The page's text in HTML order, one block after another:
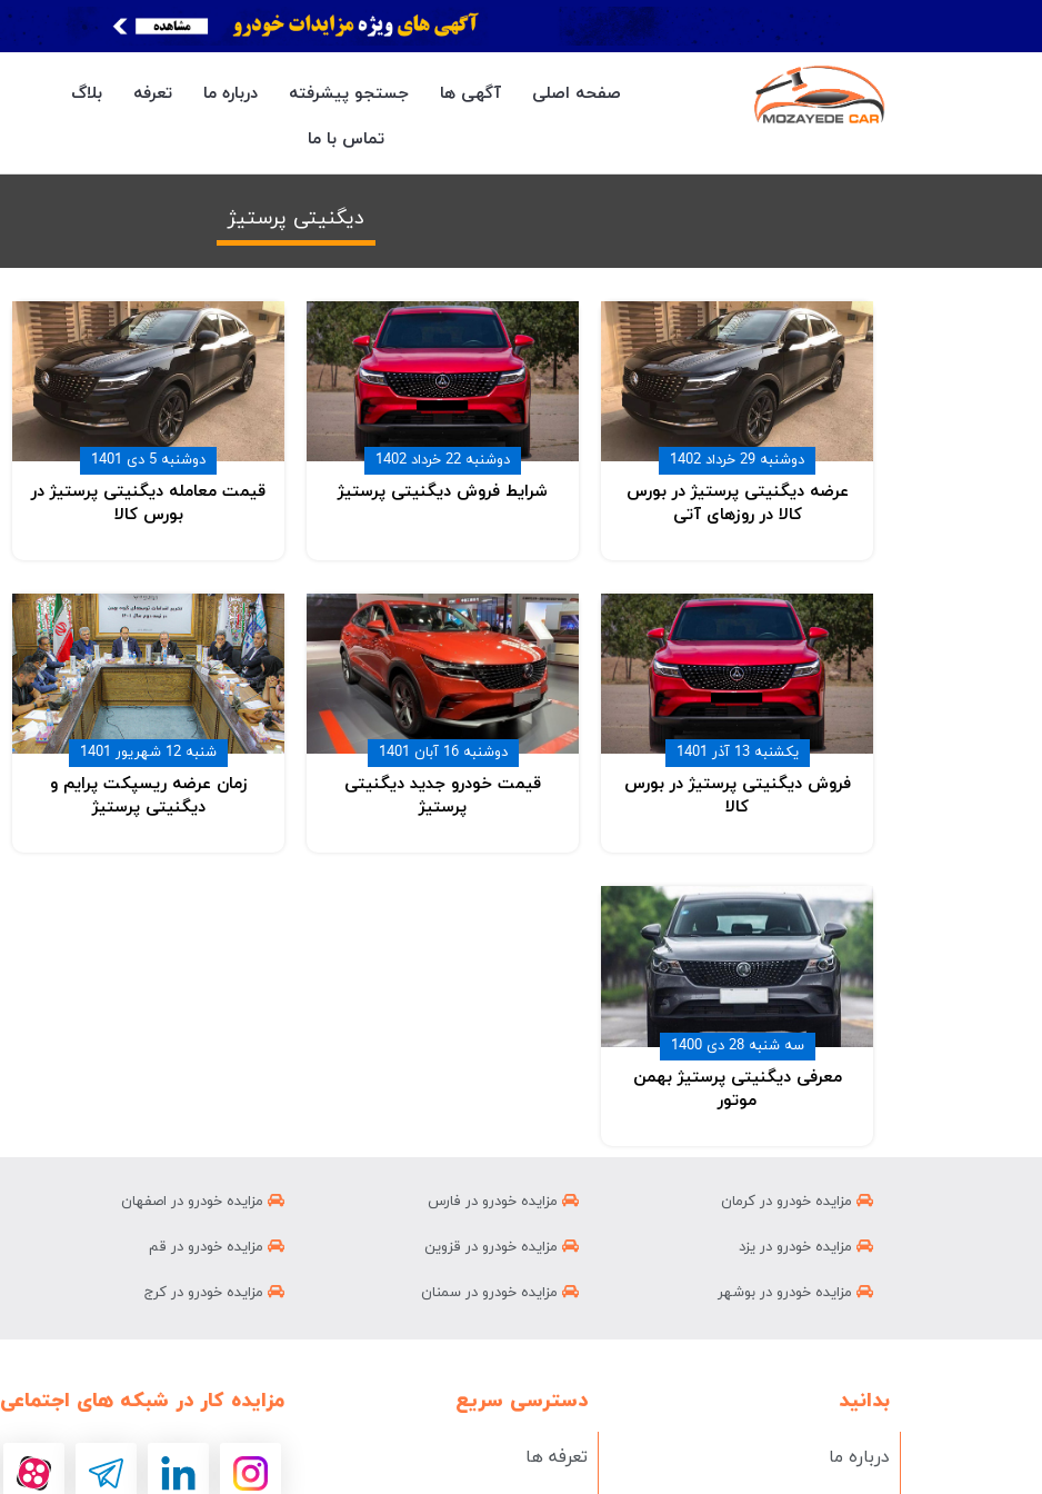
صفحه اصلی آگهی ها جستجو پیشرفته درباره ما تعرفه
بلاگ
تماس با ما
دیگنیتی پرستیژ
دوشنبه 29 خرداد 1402
عرضه دیگنیتی پرستیژ در بورس
کالا در روزهای آتی
دوشنبه 22 خرداد 1402
شرایط فروش دیگنیتی پرستیژ
دوشنبه 5 دی 1401
قیمت معامله دیگنیتی پرستیژ در
بورس کالا
یکشنبه 13 آذر 1401
فروش دیگنیتی پرستیژ در بورس
کالا
دوشنبه 16 آبان 1401
قیمت خودرو جدید دیگنیتی
پرستیژ
شنبه 12 شهریور 1401
زمان عرضه ریسپکت پرایم و
دیگنیتی پرستیژ
سه شنبه 28 دی 1400
معرفی دیگنیتی پرستیژ بهمن
موتور
مزایده خودرو در اصفهان مزایده خودرو در فارس مزایده خودرو در کرمان
مزایده خودرو در قم مزایده خودرو در قزوین مزایده خودرو در یزد
مزایده خودرو در کرج مزایده خودرو در سمنان مزایده خودرو در بوشهر
مزایده کار در شبکه های اجتماعی دسترسی سریع
تعرفه ها
بدانید
درباره ما